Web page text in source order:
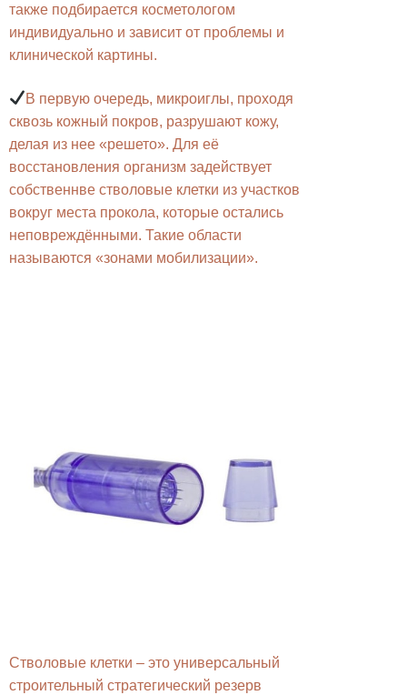
также подбирается косметологом
индивидуально и зависит от проблемы и
клинической картины.
В первую очередь, микроиглы, проходя
сквозь кожный покров, разрушают кожу,
делая из нее «решето». Для её
восстановления организм задействует
собственнве стволовые клетки из участков
вокруг места прокола, которые остались
неповреждёнными. Такие области
называются «зонами мобилизации».
Стволовые клетки – это универсальный
строительный стратегический резерв